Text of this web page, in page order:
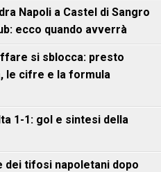
Napoli a Castel di Sangro
ecco quando avverrà
si sblocca: presto
le cifre e la formula
1-1: gol e sintesi della
dei tifosi napoletani dopo